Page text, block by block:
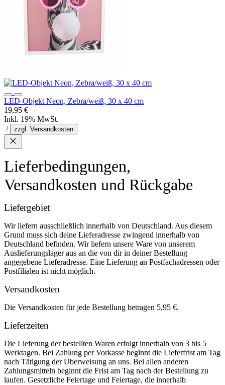
LED-Objekt Neon, Zebra/weiß, 30 x 40 cm
19,95 €
Inkl. 19% MwSt.
/
zzgl. Versandkosten
Lieferbedingungen,
Versandkosten und Rückgabe
Liefergebiet
Wir liefern ausschließlich innerhalb von Deutschland. Aus diesem
Grund muss sich deine Lieferadresse zwingend innerhalb von
Deutschland befinden. Wir liefern unsere Ware von unserem
Auslieferungslager aus an die von dir in deiner Bestellung
angegebene Lieferadresse. Eine Lieferung an Postfachadressen oder
Postfilialen ist nicht möglich.
Versandkosten
Die Versandkosten für jede Bestellung betragen 5,95 €.
Lieferzeiten
Die Lieferung der bestellten Waren erfolgt innerhalb von 3 bis 5
Werktagen. Bei Zahlung per Vorkasse beginnt die Lieferfrist am Tag
nach Tätigung der Überweisung an uns. Bei allen anderen
Zahlungsmitteln beginnt die Frist am Tag nach der Bestellung zu
laufen. Gesetzliche Feiertage und Feiertage, die innerhalb